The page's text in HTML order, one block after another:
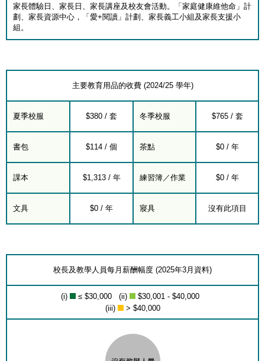
家長體驗日、家長日、家長講座及校友會活動。「家庭健康維他命」計
劃、家長資源中心，「愛+閱讀」計劃、家長義工小組及家長支援小
組。
主要教育用品的收費 (2024/25 學年)
夏季校服 $380 / 套 冬季校服 $765 / 套
書包 $114 / 個 茶點 $0 / 年
課本 $1,313 / 年 練習簿／作業 $0 / 年
文具 $0 / 年 寢具 沒有此項目
校長及教學人員每月薪酬幅度 (2025年3月資料)
(i) ≤ $30,000 (ii)
$30,001 - $40,000
(iii)
> $40,000